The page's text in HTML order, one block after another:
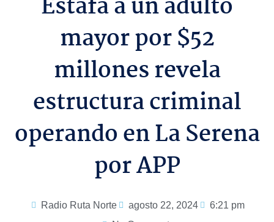
Estafa a un adulto
mayor por $52
millones revela
estructura criminal
operando en La Serena
por APP
Radio Ruta Norte agosto 22, 2024
6:21 pm